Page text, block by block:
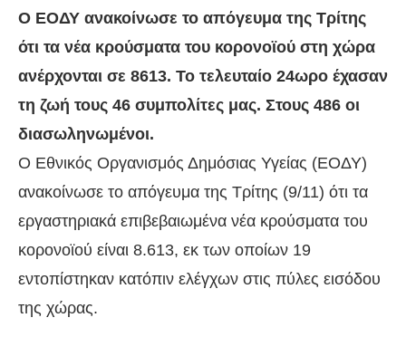
Ο ΕΟΔΥ ανακοίνωσε το απόγευμα της Τρίτης
ότι τα νέα κρούσματα του κορονοϊού στη χώρα
ανέρχονται σε 8613. Το τελευταίο 24ωρο έχασαν
τη ζωή τους 46 συμπολίτες μας. Στους 486 οι
διασωληνωμένοι.
Ο Εθνικός Οργανισμός Δημόσιας Υγείας (ΕΟΔΥ)
ανακοίνωσε το απόγευμα της Τρίτης (9/11) ότι τα
εργαστηριακά επιβεβαιωμένα νέα κρούσματα του
κορονοϊού είναι 8.613, εκ των οποίων 19
εντοπίστηκαν κατόπιν ελέγχων στις πύλες εισόδου
της χώρας.